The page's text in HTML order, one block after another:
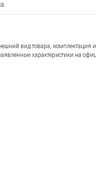
вид товара, комплектация
характеристики на